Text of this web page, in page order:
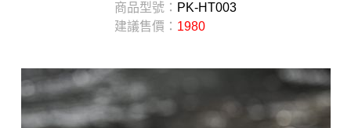
商品型號： PK-HT003
建議售價： 1980